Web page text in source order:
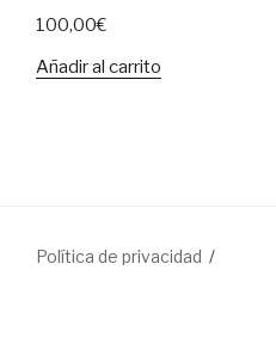
100,00€
Añadir al carrito
Política de privacidad